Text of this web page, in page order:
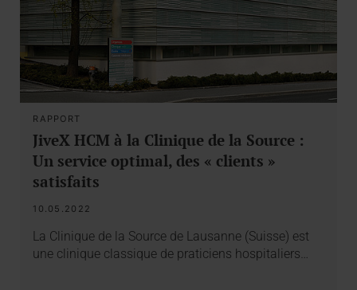
RAPPORT
JiveX HCM à la Clinique de la Source :
Un service optimal, des « clients »
satisfaits
10.05.2022
La Clinique de la Source de Lausanne (Suisse) est
une clinique classique de praticiens hospitaliers…